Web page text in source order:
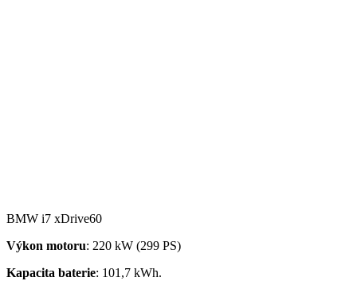
BMW i7 xDrive60
Výkon motoru: 220 kW (299 PS)
Kapacita baterie: 101,7 kWh.